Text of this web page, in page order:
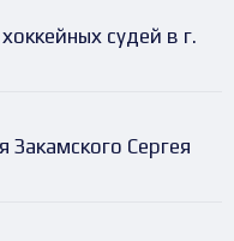
судей в г.
Сергея